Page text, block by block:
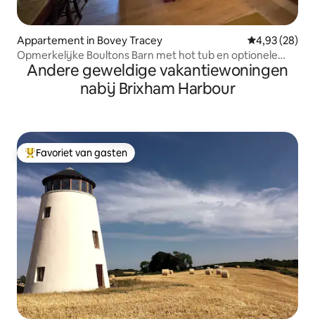
Appartement in Bovey Tracey Gemiddelde
4,93 (28)
Opmerkelijke Boultons Barn met hot tub en optionele
sauna
Andere geweldige vakantiewoningen
nabij Brixham Harbour
Topfavoriet van gasten
Favoriet van gasten